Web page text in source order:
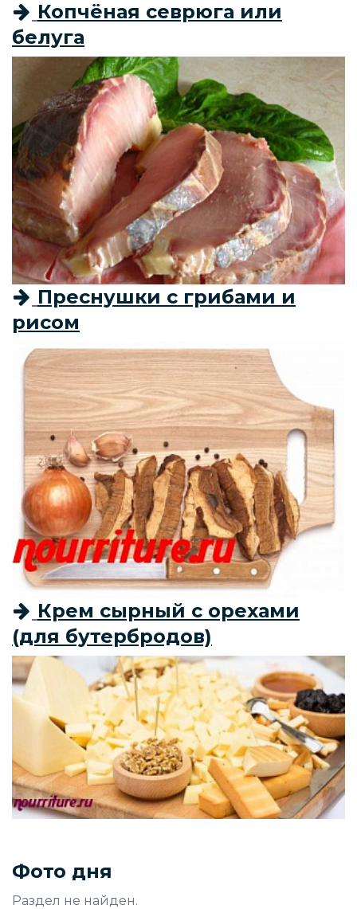
Копчёная севрюга или
белуга
Преснушки с грибами и
рисом
Крем сырный с орехами
(для бутербродов)
Фото дня
Раздел не найден.